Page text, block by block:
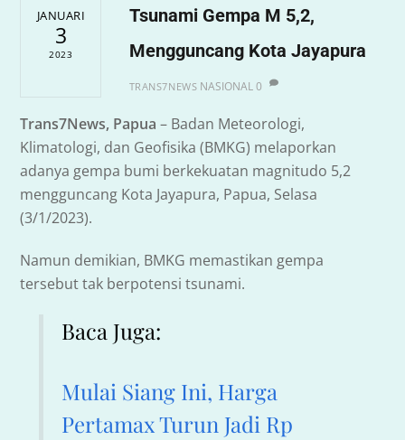
JANUARI
3
2023
Tsunami Gempa M 5,2,
Mengguncang Kota Jayapura
TRANS7NEWS NASIONAL0
Trans7News, Papua– Badan Meteorologi,
Klimatologi, dan Geofisika (BMKG) melaporkan
adanya gempa bumi berkekuatan magnitudo 5,2
mengguncang Kota Jayapura, Papua, Selasa
(3/1/2023).
Namun demikian, BMKG memastikan gempa
tersebut tak berpotensi tsunami.
Baca Juga:
Mulai Siang Ini, Harga
Pertamax Turun Jadi Rp